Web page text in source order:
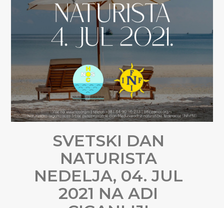
SVETSKI DAN
NATURISTA
NEDELJA, 04. JUL
2021 NA ADI